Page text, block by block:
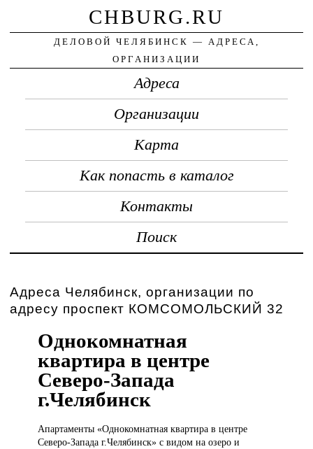
CHBURG.RU
ДЕЛОВОЙ ЧЕЛЯБИНСК — АДРЕСА,
ОРГАНИЗАЦИИ
Адреса
Организации
Карта
Как попасть в каталог
Контакты
Поиск
Адреса Челябинск, организации по
адресу проспект КОМСОМОЛЬСКИЙ 32
Однокомнатная
квартира в центре
Северо-Запада
г.Челябинск
Апартаменты «Однокомнатнаяквартира в центре
Северо-Запада г.Челябинск» с видом на озеро и